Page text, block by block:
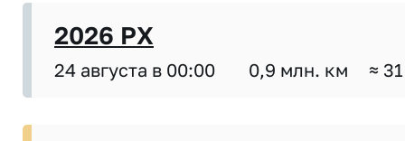
2026 PX
24 августа в 00:00 0,9 млн. км ≈